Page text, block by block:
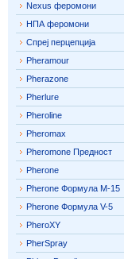
Nexus феромони
НПА феромони
Спреј перцепција
Pheramour
Pherazone
Pherlure
Pheroline
Pheromax
Pheromone Предност
Pherone
Pherone Формула М-15
Pherone Формула V-5
PheroXY
PherSpray